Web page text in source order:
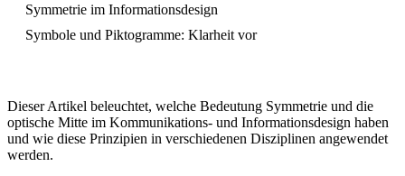
Symmetrie im Informationsdesign
Symbole und Piktogramme: Klarheit vor
Dieser Artikel beleuchtet, welche Bedeutung Symmetrie und die
optische Mitte im Kommunikations- und Informationsdesign haben
und wie diese Prinzipien in verschiedenen Disziplinen angewendet
werden.